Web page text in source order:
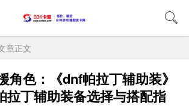
章正文
角色：《dnf帕拉丁辅助装》
拉丁辅助装备选择与搭配指